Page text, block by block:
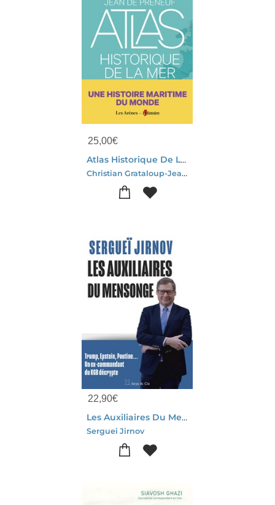
25,00€
Atlas Historique De La Mer
Christian Grataloup-Jean De Preneuf
22,90€
Les Auxiliaires Du Mensonge
Serguei Jirnov